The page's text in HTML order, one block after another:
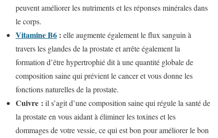
peuvent améliorer les nutriments et les réponses minérales dans
le corps.
Vitamine B6 : elle augmente également le flux sanguin à
travers les glandes de la prostate et arrête également la
formation d’être hypertrophié dit à une quantité globale de
composition saine qui prévient le cancer et vous donne les
fonctions naturelles de la prostate.
Cuivre : il s’agit d’une composition saine qui régule la santé de
la prostate en vous aidant à éliminer les toxines et les
dommages de votre vessie, ce qui est bon pour améliorer le bon